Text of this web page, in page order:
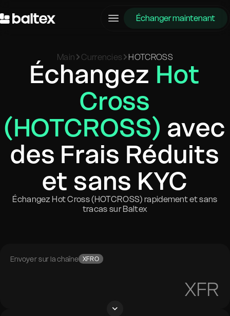
Échanger maintenant
Main Currencies HOTCROSS
Échangez Hot
Cross
(HOTCROSS) avec
des Frais Réduits
et sans KYC
Échangez Hot Cross (HOTCROSS) rapidement et sans
tracas sur Baltex
Envoyer sur la chaîne XFRO
XFR